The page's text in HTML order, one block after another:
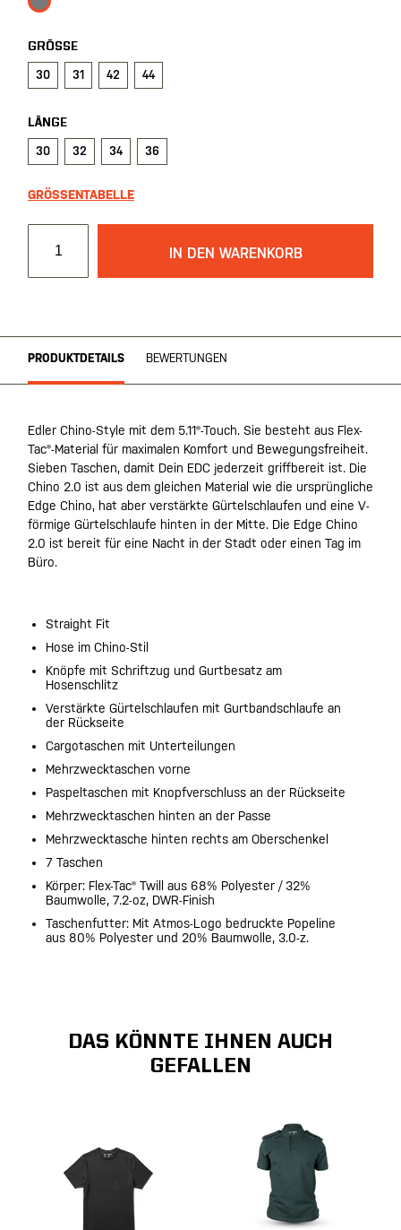
GRÖSSE
30 31 42 44
LÄNGE
30 32 34 36
GRÖSSENTABELLE
IN DEN WARENKORB
PRODUKTDETAILS BEWERTUNGEN
Edler Chino-Style mit dem 5.11®-Touch. Sie besteht aus Flex-
Tac®-Material für maximalen Komfort und Bewegungsfreiheit.
Sieben Taschen, damit Dein EDC jederzeit griffbereit ist. Die
Chino 2.0 ist aus dem gleichen Material wie die ursprüngliche
Edge Chino, hat aber verstärkte Gürtelschlaufen und eine V-
förmige Gürtelschlaufe hinten in der Mitte. Die Edge Chino
2.0 ist bereit für eine Nacht in der Stadt oder einen Tag im
Büro.
Straight Fit
Hose im Chino-Stil
Knöpfe mit Schriftzug und Gurtbesatz am
Hosenschlitz
Verstärkte Gürtelschlaufen mit Gurtbandschlaufe an
der Rückseite
Cargotaschen mit Unterteilungen
Mehrzwecktaschen vorne
Paspeltaschen mit Knopfverschluss an der Rückseite
Mehrzwecktaschen hinten an der Passe
Mehrzwecktasche hinten rechts am Oberschenkel
7 Taschen
Körper: Flex-Tac® Twill aus 68% Polyester / 32%
Baumwolle, 7.2-oz, DWR-Finish
Taschenfutter: Mit Atmos-Logo bedruckte Popeline
aus 80% Polyester und 20% Baumwolle, 3.0-z.
DAS KÖNNTE IHNEN AUCH
GEFALLEN